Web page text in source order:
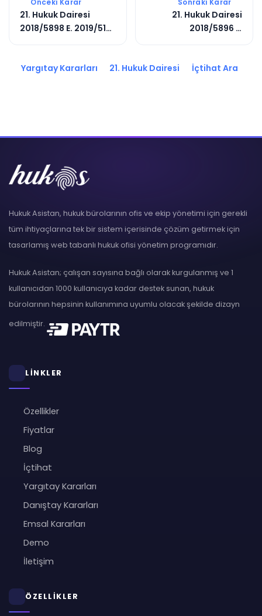
Önceki Karar
21. Hukuk Dairesi
2018/5898 E. 2019/5131
Sonraki Karar
21. Hukuk Dairesi
2018/5896 E.
Yargıtay Kararları 21. Hukuk Dairesi İçtihat Ara
Hukuk Asistan, hukuk bürolarının ofis ve ekip yönetimi için gerekli
tüm ihtiyaçlarına tek bir sistem içerisinde çözüm getirmek için
tasarlamış web tabanlı hukuk ofisi yönetim programıdır.
Hukuk Asistan; çalışan sayısına bağlı olarak kurgulanmış ve 1
kullanıcıdan 1000 kullanıcıya kadar destek sunan, hukuk
bürolarının hepsinin kullanımına uyumlu olacak şekilde dizayn
edilmiştir.
LİNKLER
Özellikler
Fiyatlar
Blog
İçtihat
Yargıtay Kararları
Danıştay Kararları
Emsal Kararları
Demo
İletişim
ÖZELLİKLER